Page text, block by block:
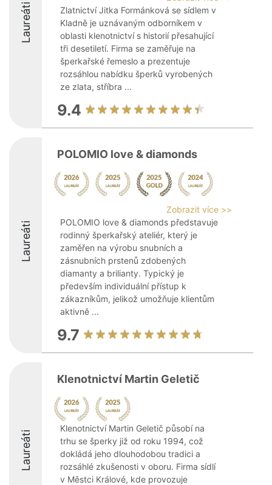
Laureáti
Zlatnictví Jitka Formánková se sídlem v
Kladně je uznávaným odborníkem v
oblasti klenotnictví s historií přesahující
tři desetiletí. Firma se zaměřuje na
šperkařské řemeslo a prezentuje
rozsáhlou nabídku šperků vyrobených
ze zlata, stříbra ...
9.4
Laureáti
POLOMIO love & diamonds
Zobrazit více >>
POLOMIO love & diamonds představuje
rodinný šperkařský ateliér, který je
zaměřen na výrobu snubních a
zásnubních prstenů zdobených
diamanty a brilianty. Typický je
především individuální přístup k
zákazníkům, jelikož umožňuje klientům
aktivně ...
9.7
Laureáti
Klenotnictví Martin Geletič
Klenotnictví Martin Geletič působí na
trhu se šperky již od roku 1994, což
dokládá jeho dlouhodobou tradici a
rozsáhlé zkušenosti v oboru. Firma sídlí
v Městci Králové, kde provozuje